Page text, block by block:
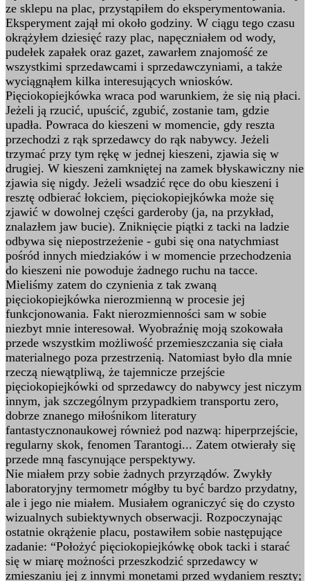
ze sklepu na plac, przystąpiłem do eksperymentowania.
Eksperyment zajął mi około godziny. W ciągu tego czasu
okrążyłem dziesięć razy plac, napęczniałem od wody,
pudełek zapałek oraz gazet, zawarłem znajomość ze
wszystkimi sprzedawcami i sprzedawczyniami, a także
wyciągnąłem kilka interesujących wniosków.
Pięciokopiejkówka wraca pod warunkiem, że się nią płaci.
Jeżeli ją rzucić, upuścić, zgubić, zostanie tam, gdzie
upadła. Powraca do kieszeni w momencie, gdy reszta
przechodzi z rąk sprzedawcy do rąk nabywcy. Jeżeli
trzymać przy tym rękę w jednej kieszeni, zjawia się w
drugiej. W kieszeni zamkniętej na zamek błyskawiczny nie
zjawia się nigdy. Jeżeli wsadzić ręce do obu kieszeni i
resztę odbierać łokciem, pięciokopiejkówka może się
zjawić w dowolnej części garderoby (ja, na przykład,
znalazłem jaw bucie). Zniknięcie piątki z tacki na ladzie
odbywa się niepostrzeżenie - gubi się ona natychmiast
pośród innych miedziaków i w momencie przechodzenia
do kieszeni nie powoduje żadnego ruchu na tacce.
Mieliśmy zatem do czynienia z tak zwaną
pięciokopiejkówka nierozmienną w procesie jej
funkcjonowania. Fakt nierozmienności sam w sobie
niezbyt mnie interesował. Wyobraźnię moją szokowała
przede wszystkim możliwość przemieszczania się ciała
materialnego poza przestrzenią. Natomiast było dla mnie
rzeczą niewątpliwą, że tajemnicze przejście
pięciokopiejkówki od sprzedawcy do nabywcy jest niczym
innym, jak szczególnym przypadkiem transportu zero,
dobrze znanego miłośnikom literatury
fantastycznonaukowej również pod nazwą: hiperprzejście,
regularny skok, fenomen Tarantogi... Zatem otwierały się
przede mną fascynujące perspektywy.
Nie miałem przy sobie żadnych przyrządów. Zwykły
laboratoryjny termometr mógłby tu być bardzo przydatny,
ale i jego nie miałem. Musiałem ograniczyć się do czysto
wizualnych subiektywnych obserwacji. Rozpoczynając
ostatnie okrążenie placu, postawiłem sobie następujące
zadanie: “Położyć pięciokopiejkówkę obok tacki i starać
się w miarę możności przeszkodzić sprzedawcy w
zmieszaniu jej z innymi monetami przed wydaniem reszty;